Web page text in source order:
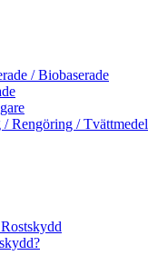
/ Biobaserade
Rengöring / Tvättmedel